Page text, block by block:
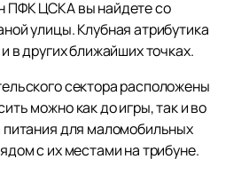
ПФК ЦСКА вы найдете со
улицы. Клубная атрибутика
в других ближайших точках.
сектора расположены
можно как до игры, так и во
питания для маломобильных
с их местами на трибуне.